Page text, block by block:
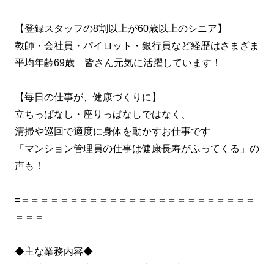
【登録スタッフの8割以上が60歳以上のシニア】
教師・会社員・パイロット・銀行員など経歴はさまざま
平均年齢69歳 皆さん元気に活躍しています！
【毎日の仕事が、健康づくりに】
立ちっぱなし・座りっぱなしではなく、
清掃や巡回で適度に身体を動かすお仕事です
「マンション管理員の仕事は健康長寿がふってくる」の
声も！
=＝＝＝＝＝＝＝＝＝＝＝＝＝＝＝＝＝＝＝＝＝＝＝＝
＝＝＝
◆主な業務内容◆